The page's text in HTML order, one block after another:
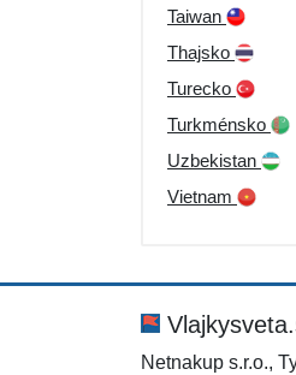
Taiwan
Thajsko
Turecko
Turkménsko
Uzbekistan
Vietnam
Netnakup s.r.o.,